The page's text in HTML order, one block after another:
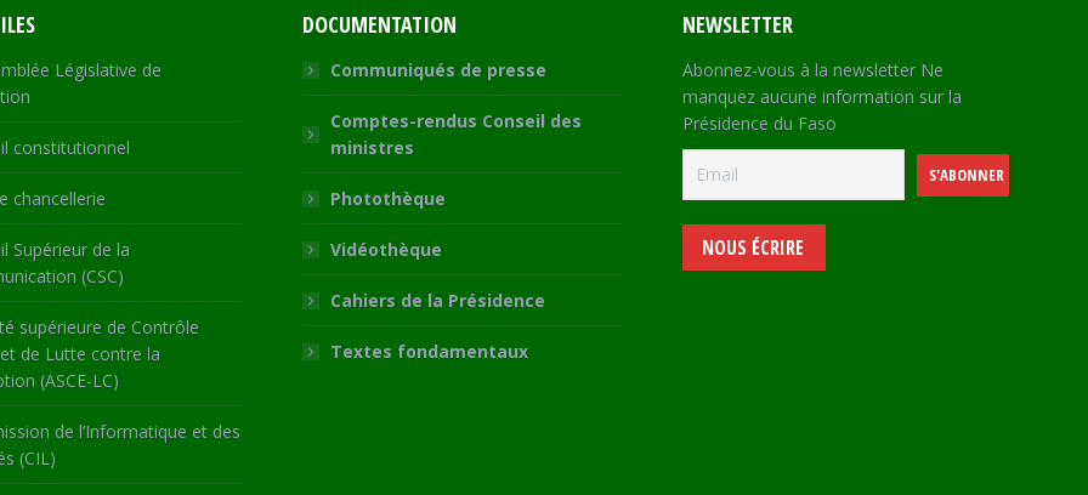
Législative de
constitutionnel
chancellerie
Supérieur de la
(CSC)
supérieure de Contrôle
et de Lutte contre la
(ASCE-LC)
de l’Informatique et des
(CIL)
DOCUMENTATION
Communiqués de presse
Comptes-rendus Conseil des
ministres
Photothèque
Vidéothèque
Cahiers de la Présidence
Textes fondamentaux
NEWSLETTER
Abonnez-vous à la newsletter Ne
manquez aucune information sur la
Présidence du Faso
NOUS ÉCRIRE